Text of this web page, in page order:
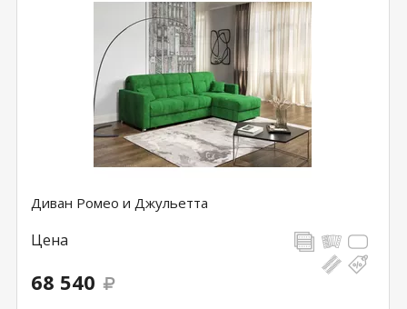
Диван Ромео и Джульетта
Цена
68 540